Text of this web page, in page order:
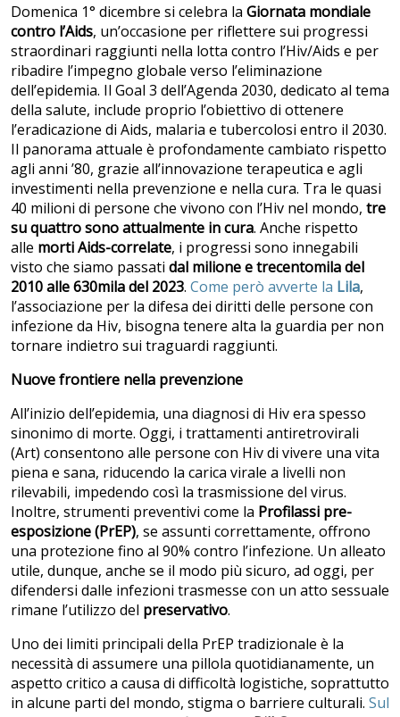
Domenica 1° dicembre si celebra la Giornata mondiale
contro l’Aids, un’occasione per riflettere sui progressi
straordinari raggiunti nella lotta contro l’Hiv/Aids e per
ribadire l’impegno globale verso l’eliminazione
dell’epidemia. Il Goal 3 dell’Agenda 2030, dedicato al tema
della salute, include proprio l’obiettivo di ottenere
l’eradicazione di Aids, malaria e tubercolosi entro il 2030.
Il panorama attuale è profondamente cambiato rispetto
agli anni ’80, grazie all’innovazione terapeutica e agli
investimenti nella prevenzione e nella cura. Tra le quasi
40 milioni di persone che vivono con l’Hiv nel mondo, tre
su quattro sono attualmente in cura. Anche rispetto
alle morti Aids-correlate, i progressi sono innegabili
visto che siamo passati dal milione e trecentomila del
2010 alle 630mila del 2023. Come però avverte la Lila,
l’associazione per la difesa dei diritti delle persone con
infezione da Hiv, bisogna tenere alta la guardia per non
tornare indietro sui traguardi raggiunti.
Nuove frontiere nella prevenzione
All’inizio dell’epidemia, una diagnosi di Hiv era spesso
sinonimo di morte. Oggi, i trattamenti antiretrovirali
(Art) consentono alle persone con Hiv di vivere una vita
piena e sana, riducendo la carica virale a livelli non
rilevabili, impedendo così la trasmissione del virus.
Inoltre, strumenti preventivi come la Profilassi pre-
esposizione (PrEP), se assunti correttamente, offrono
una protezione fino al 90% contro l’infezione. Un alleato
utile, dunque, anche se il modo più sicuro, ad oggi, per
difendersi dalle infezioni trasmesse con un atto sessuale
rimane l’utilizzo del preservativo.
Uno dei limiti principali della PrEP tradizionale è la
necessità di assumere una pillola quotidianamente, un
aspetto critico a causa di difficoltà logistiche, soprattutto
in alcune parti del mondo, stigma o barriere culturali. Sul